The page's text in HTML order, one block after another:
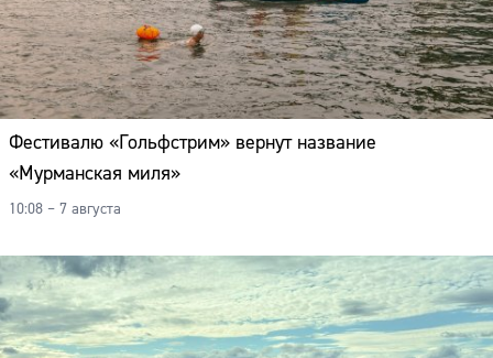
Фестивалю «Гольфстрим» вернут название
«Мурманская миля»
10:08 – 7 августа